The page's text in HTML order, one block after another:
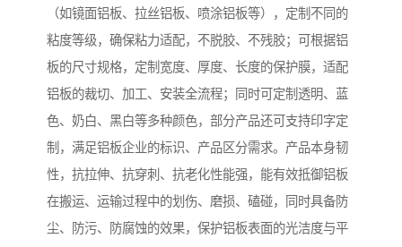
（如镜面铝板、拉丝铝板、喷涂铝板等），定制不同的
粘度等级，确保粘力适配，不脱胶、不残胶；可根据铝
板的尺寸规格，定制宽度、厚度、长度的保护膜，适配
铝板的裁切、加工、安装全流程；同时可定制透明、蓝
色、奶白、黑白等多种颜色，部分产品还可支持印字定
制，满足铝板企业的标识、产品区分需求。产品本身韧
性，抗拉伸、抗穿刺、抗老化性能强，能有效抵御铝板
在搬运、运输过程中的划伤、磨损、磕碰，同时具备防
尘、防污、防腐蚀的效果，保护铝板表面的光洁度与平